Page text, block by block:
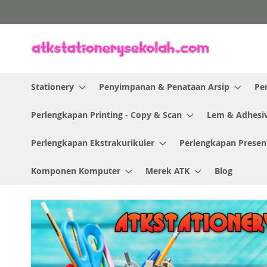
to
Stationery
Penyimpanan & Penataan Arsip
Perlengkapan Printing - Copy & Scan Lem &
Perlengkapan Ekstrakurikuler Perlengkapan
Komponen Komputer Merek ATK Blog